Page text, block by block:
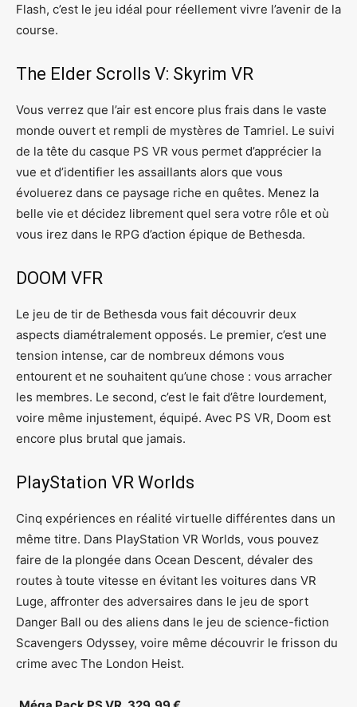
Flash, c’est le jeu idéal pour réellement vivre l’avenir de la
course.
The Elder Scrolls V: Skyrim VR
Vous verrez que l’air est encore plus frais dans le vaste
monde ouvert et rempli de mystères de Tamriel. Le suivi
de la tête du casque PS VR vous permet d’apprécier la
vue et d’identifier les assaillants alors que vous
évoluerez dans ce paysage riche en quêtes. Menez la
belle vie et décidez librement quel sera votre rôle et où
vous irez dans le RPG d’action épique de Bethesda.
DOOM VFR
Le jeu de tir de Bethesda vous fait découvrir deux
aspects diamétralement opposés. Le premier, c’est une
tension intense, car de nombreux démons vous
entourent et ne souhaitent qu’une chose : vous arracher
les membres. Le second, c’est le fait d’être lourdement,
voire même injustement, équipé. Avec PS VR, Doom est
encore plus brutal que jamais.
PlayStation VR Worlds
Cinq expériences en réalité virtuelle différentes dans un
même titre. Dans PlayStation VR Worlds, vous pouvez
faire de la plongée dans Ocean Descent, dévaler des
routes à toute vitesse en évitant les voitures dans VR
Luge, affronter des adversaires dans le jeu de sport
Danger Ball ou des aliens dans le jeu de science-fiction
Scavengers Odyssey, voire même découvrir le frisson du
crime avec The London Heist.